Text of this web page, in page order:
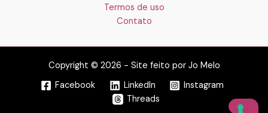
Termos de uso
Contato
Copyright © 2026 - Site feito por Jo Melo
Facebook
LinkedIn
Instagram
Threads